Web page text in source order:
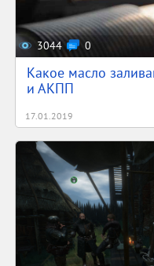
3044 0
Какое масло
и АКПП
17.01.2019